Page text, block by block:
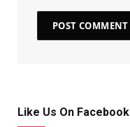
Like Us On Facebook